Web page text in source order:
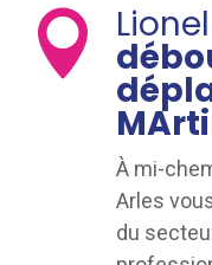

À mi-
Arles
du